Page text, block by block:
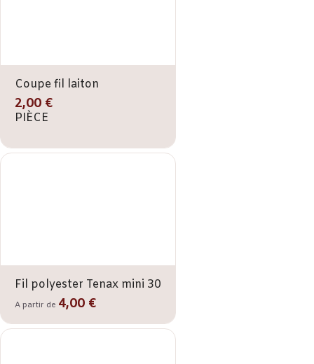
Coupe fil laiton
2,00 €
PIÈCE
Fil polyester Tenax mini 30
A partir de 4,00 €